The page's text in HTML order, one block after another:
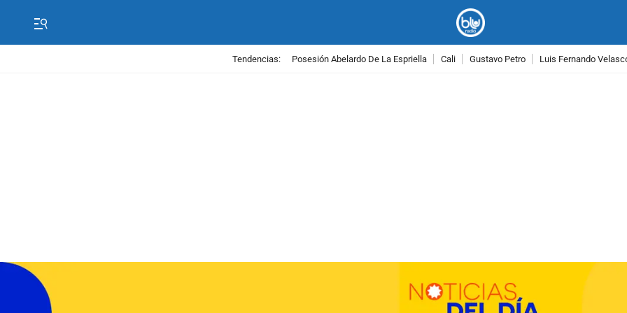
Tendencias: Posesión Abelardo De La Espriella Cali Gustavo Petro Luis Fernando